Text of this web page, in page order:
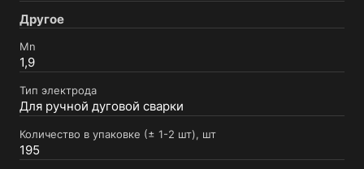
Другое
Mn
1,9
Тип электрода
Для ручной дуговой сварки
Количество в упаковке (± 1-2 шт), шт
195